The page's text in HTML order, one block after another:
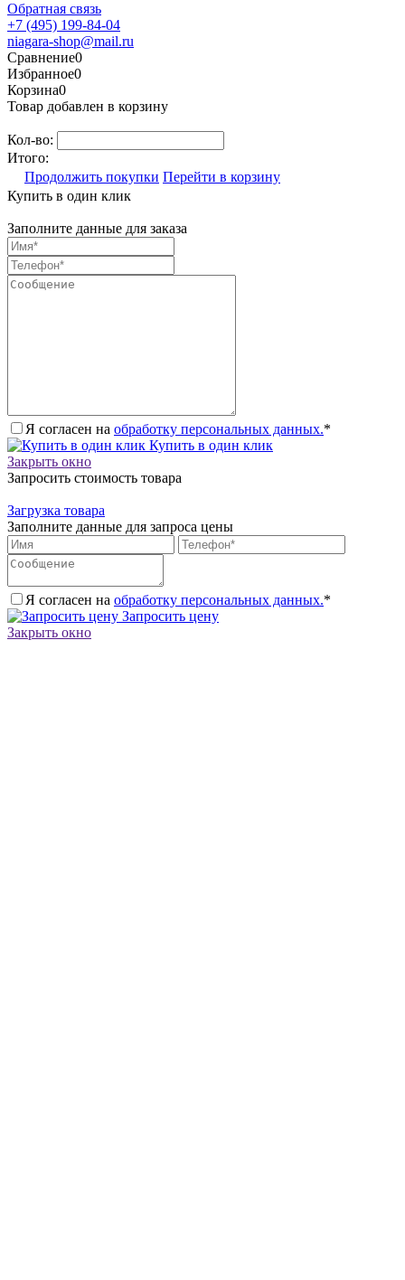
Обратная связь
+7 (495) 199-84-04
niagara-shop@mail.ru
Сравнение0
Избранное0
Корзина0
Товар добавлен в корзину
Кол-во:
Итого:
Продолжить покупки Перейти в корзину
Купить в один клик
Заполните данные для заказа
Я согласен на обработку персональных данных.*
Купить в один клик
Закрыть окно
Запросить стоимость товара
Загрузка товара
Заполните данные для запроса цены
Я согласен на обработку персональных данных.*
Запросить цену
Закрыть окно